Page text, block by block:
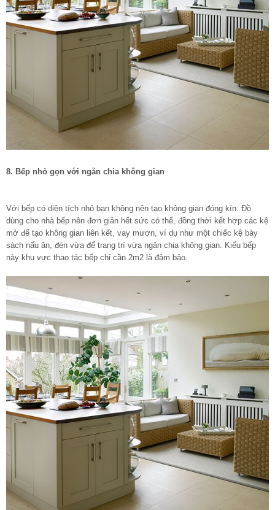
8. Bếp nhỏ gọn với ngăn chia không gian
Với bếp có diện tích nhỏ bạn không nên tạo không gian đóng kín. Đồ
dùng cho nhà bếp nên đơn giản hết sức có thể, đồng thời kết hợp các kệ
mở để tạo không gian liên kết, vay mượn, ví dụ như một chiếc kệ bày
sách nấu ăn, đèn vừa để trang trí vừa ngăn chia không gian. Kiểu bếp
này khu vực thao tác bếp chỉ cần 2m2 là đảm bảo.